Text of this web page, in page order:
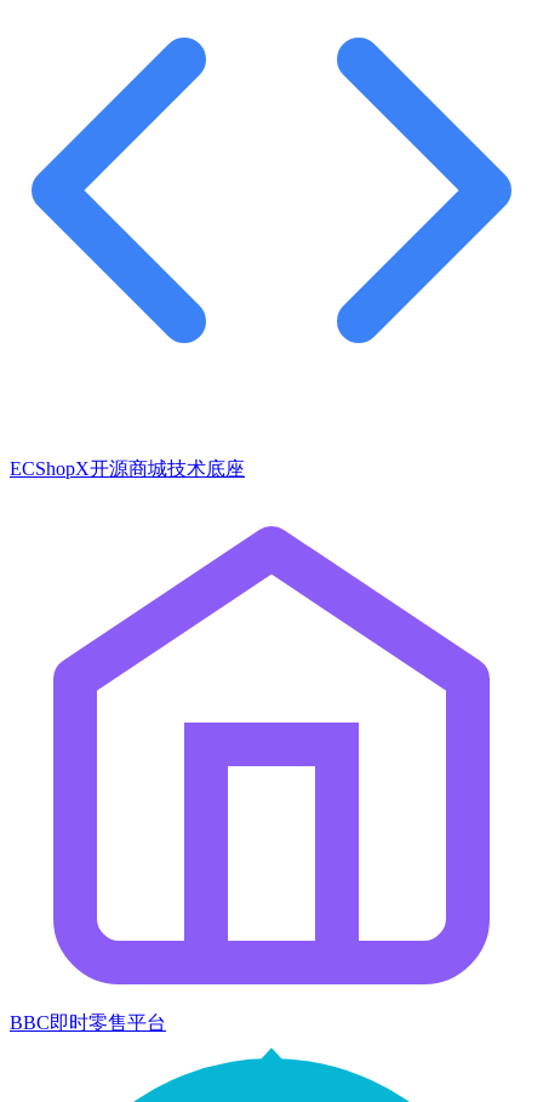
ECShopX开源商城技术底座
BBC即时零售平台